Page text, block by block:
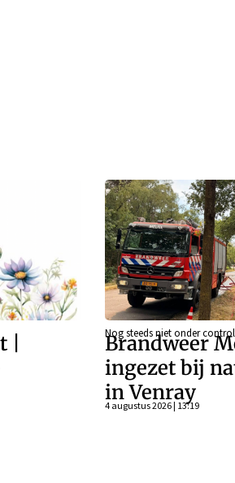
Nog steeds niet onder
Brandweer
ingezet bij
in Venray
4 augustus 2026 | 13:19